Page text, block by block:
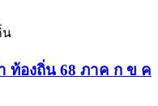
น
ท้องถิ่น 68 ภาค ก ข ค